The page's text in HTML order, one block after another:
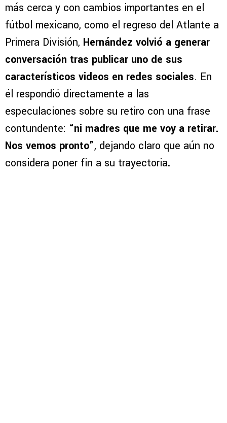
más cerca y con cambios importantes en el
fútbol mexicano, como el regreso del Atlante a
Primera División, Hernández volvió a generar
conversación tras publicar uno de sus
característicos videos en redes sociales. En
él respondió directamente a las
especulaciones sobre su retiro con una frase
contundente: “ni madres que me voy a retirar.
Nos vemos pronto”, dejando claro que aún no
considera poner fin a su trayectoria.